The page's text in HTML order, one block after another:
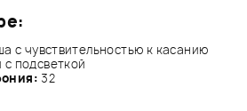
с чувствительностью к касанию
подсветкой
32